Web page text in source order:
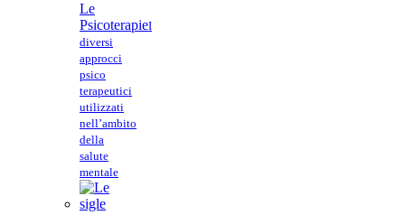
Le
PsicoterapieI
diversi
approcci
psico
terapeutici
utilizzati
nell’ambito
della
salute
mentale